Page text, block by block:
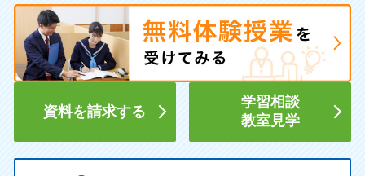
資料を請求する
学習相談
教室見学